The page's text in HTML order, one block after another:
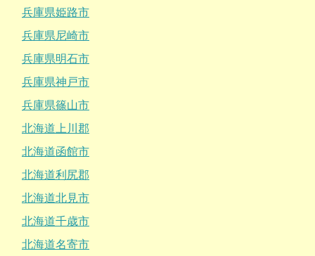
兵庫県姫路市
兵庫県尼崎市
兵庫県明石市
兵庫県神戸市
兵庫県篠山市
北海道上川郡
北海道函館市
北海道利尻郡
北海道北見市
北海道千歳市
北海道名寄市